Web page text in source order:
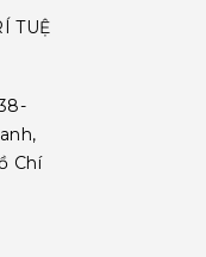
TUỆ
Chí